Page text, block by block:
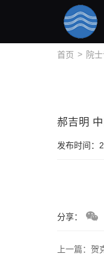
首页 > 院
郝吉明
发布时间：
分享：